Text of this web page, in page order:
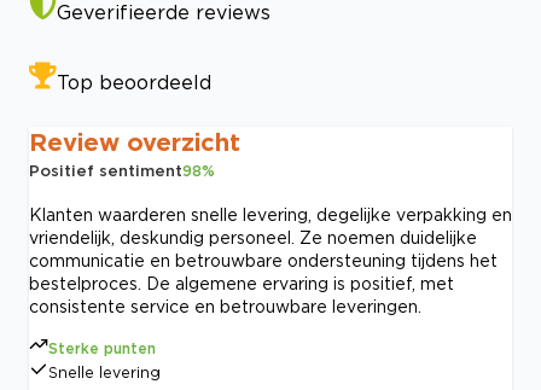
Geverifieerde reviews
Top beoordeeld
Review overzicht
Positief sentiment98%
Klanten waarderen snelle levering, degelijke verpakking en
vriendelijk, deskundig personeel. Ze noemen duidelijke
communicatie en betrouwbare ondersteuning tijdens het
bestelproces. De algemene ervaring is positief, met
consistente service en betrouwbare leveringen.
Sterke punten
Snelle levering